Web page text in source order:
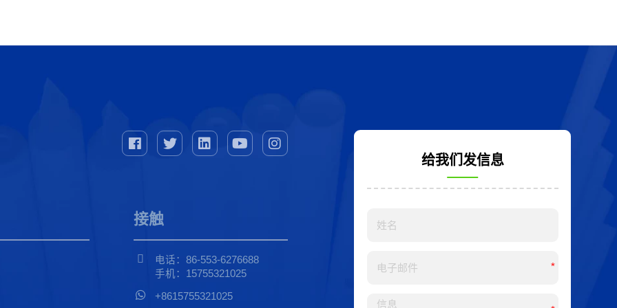
接触
电话：86-553-6276688
手机：15755321025
+8615755321025
给我们发信息
*